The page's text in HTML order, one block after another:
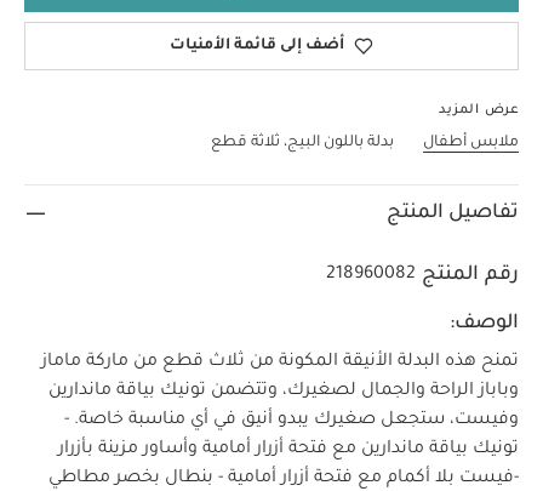
أضف إلى قائمة الأمنيات
عرض المزيد
ملابس أطفال بدلة باللون البيج، ثلاثة قطع
تفاصيل المنتج
رقم المنتج 218960082
الوصف:
تمنح هذه البدلة الأنيقة المكونة من ثلاث قطع من ماركة ماماز
وباباز الراحة والجمال لصغيرك، وتتضمن تونيك بياقة ماندارين
وفيست، ستجعل صغيرك يبدو أنيق في أي مناسبة خاصة. -
تونيك بياقة ماندارين مع فتحة أزرار أمامية وأساور مزينة بأزرار
-فيست بلا أكمام مع فتحة أزرار أمامية - بنطال بخصر مطاطي